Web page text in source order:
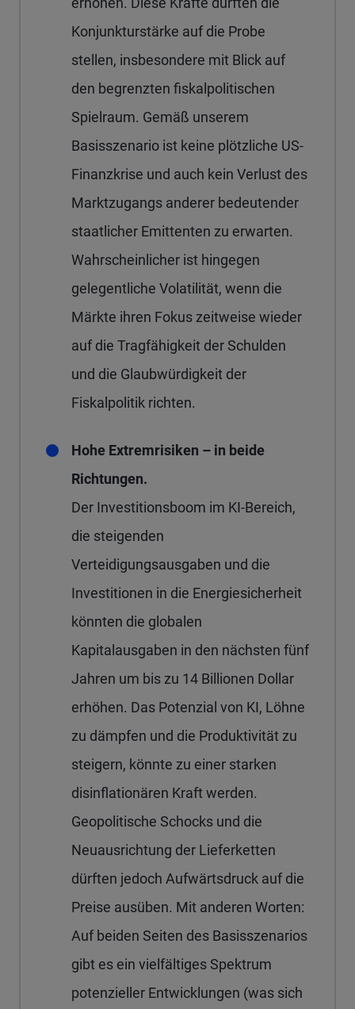
Konjunkturstärke auf die Probe
stellen, insbesondere mit Blick auf
den begrenzten fiskalpolitischen
Spielraum. Gemäß unserem
Basisszenario ist keine plötzliche US-
Finanzkrise und auch kein Verlust des
Marktzugangs anderer bedeutender
staatlicher Emittenten zu erwarten.
Wahrscheinlicher ist hingegen
gelegentliche Volatilität, wenn die
Märkte ihren Fokus zeitweise wieder
auf die Tragfähigkeit der Schulden
und die Glaubwürdigkeit der
Fiskalpolitik richten.
Hohe Extremrisiken – in beide
Richtungen.
Der Investitionsboom im KI-Bereich,
die steigenden
Verteidigungsausgaben und die
Investitionen in die Energiesicherheit
könnten die globalen
Kapitalausgaben in den nächsten fünf
Jahren um bis zu 14 Billionen Dollar
erhöhen. Das Potenzial von KI, Löhne
zu dämpfen und die Produktivität zu
steigern, könnte zu einer starken
disinflationären Kraft werden.
Geopolitische Schocks und die
Neuausrichtung der Lieferketten
dürften jedoch Aufwärtsdruck auf die
Preise ausüben. Mit anderen Worten:
Auf beiden Seiten des Basisszenarios
gibt es ein vielfältiges Spektrum
potenzieller Entwicklungen (was sich